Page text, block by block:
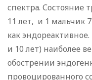
спектра. Состояние
11 лет, и 1 мальчик
как
и 10 лет) наиболее
обострении
провоцированного